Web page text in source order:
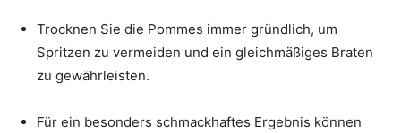
Trocknen Sie die Pommes immer gründlich, um
Spritzen zu vermeiden und ein gleichmäßiges Braten
zu gewährleisten.
Für ein besonders schmackhaftes Ergebnis können